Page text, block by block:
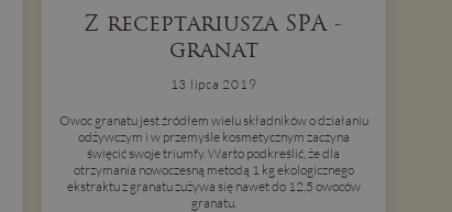
Z receptariusza SPA -
granat
13 lipca 2019
Owoc granatu jest źródłem wielu składników o działaniu
odżywczym i w przemyśle kosmetycznym zaczyna
święcić swoje triumfy. Warto podkreślić, że dla
otrzymania nowoczesną metodą 1 kg ekologicznego
ekstraktu z granatu zużywa się nawet do 12,5 owoców
granatu.